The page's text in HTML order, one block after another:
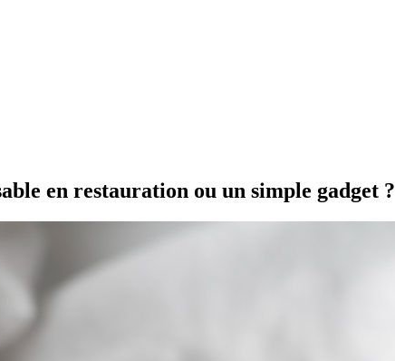
en restauration ou un simple gadget ?